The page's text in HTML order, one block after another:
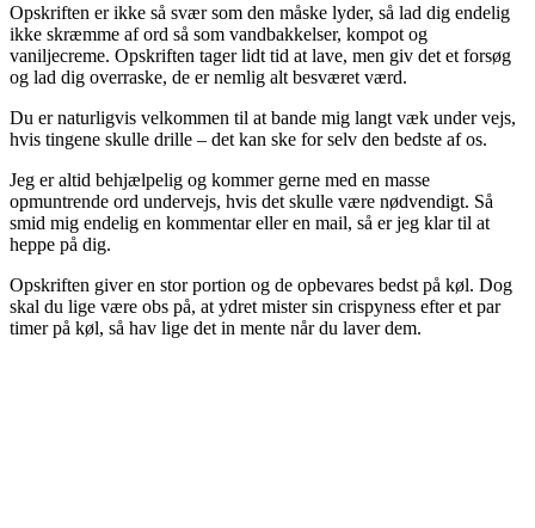
Opskriften er ikke så svær som den måske lyder, så lad dig endelig
ikke skræmme af ord så som vandbakkelser, kompot og
vaniljecreme. Opskriften tager lidt tid at lave, men giv det et forsøg
og lad dig overraske, de er nemlig alt besværet værd.
Du er naturligvis velkommen til at bande mig langt væk under vejs,
hvis tingene skulle drille – det kan ske for selv den bedste af os.
Jeg er altid behjælpelig og kommer gerne med en masse
opmuntrende ord undervejs, hvis det skulle være nødvendigt. Så
smid mig endelig en kommentar eller en mail, så er jeg klar til at
heppe på dig.
Opskriften giver en stor portion og de opbevares bedst på køl. Dog
skal du lige være obs på, at ydret mister sin crispyness efter et par
timer på køl, så hav lige det in mente når du laver dem.